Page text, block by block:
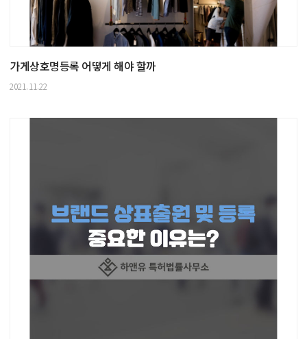
가게상호명등록 어떻게 해야 할까
2021.11.22